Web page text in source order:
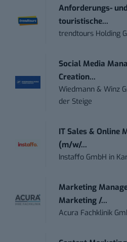
Anforderungs-
touristische...
trendtours Holding
Social Media
Creation...
Wiedmann & Winz
der Steige
IT Sales & Online
(m/w/...
Instaffo GmbH in
Marketing
Marketing /...
Acura Fachklinik